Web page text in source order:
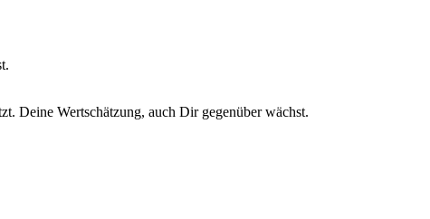
Deine Wertschätzung, auch Dir gegenüber wächst.